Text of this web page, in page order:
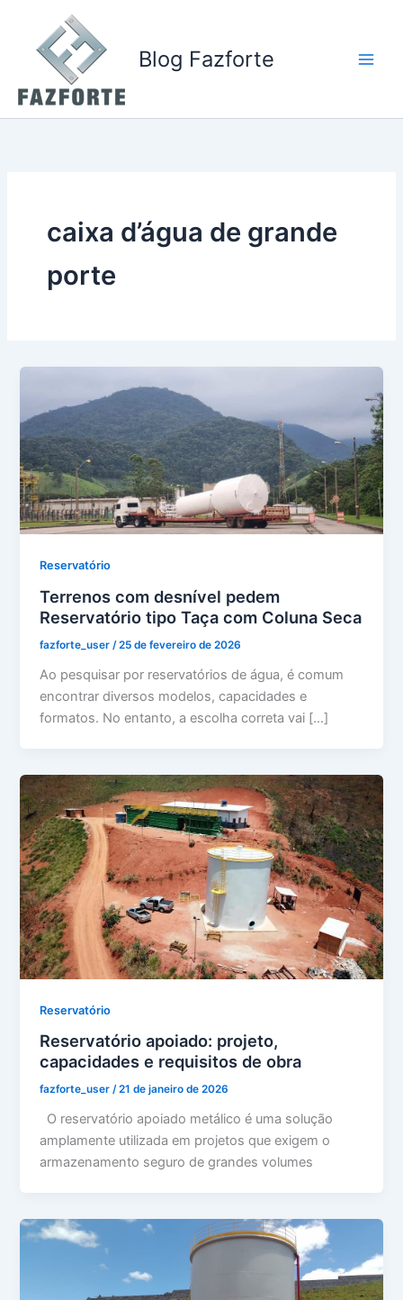
conteúdo
Blog Fazforte
caixa d’água de grande
porte
Reservatório
Terrenos com desnível pedem
Reservatório tipo Taça com Coluna Seca
fazforte_user/25 de fevereiro de 2026
Ao pesquisar por reservatórios de água, é comum
encontrar diversos modelos, capacidades e
formatos. No entanto, a escolha correta vai […]
Reservatório
Reservatório apoiado: projeto,
capacidades e requisitos de obra
fazforte_user/21 de janeiro de 2026
O reservatório apoiado metálico é uma solução
amplamente utilizada em projetos que exigem o
armazenamento seguro de grandes volumes